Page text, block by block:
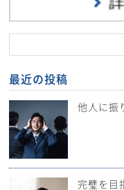
最近の投稿
他人に振
完璧を目